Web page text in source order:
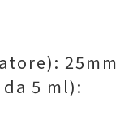
25mm
5 ml):